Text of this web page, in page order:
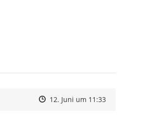
Zeitpunkt des Erstellens
Zeitpunkt des Erstellens
12. Juni um 11:33Zur Äußerung